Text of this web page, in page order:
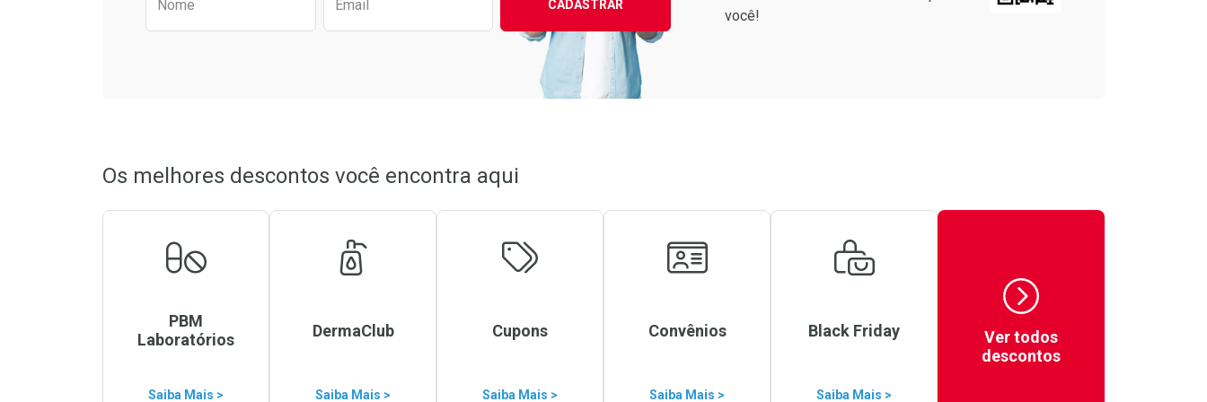
Nome Email CADASTRAR
você!
Os melhores descontos você encontra aqui
PBM
Laboratórios
Saiba Mais >
DermaClub
Saiba Mais >
Cupons
Saiba Mais >
Convênios
Saiba Mais >
Black Friday
Saiba Mais >
Ver todos
descontos